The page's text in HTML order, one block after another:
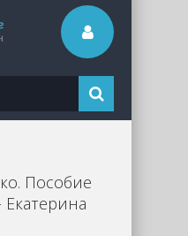
Пособие
Екатерина